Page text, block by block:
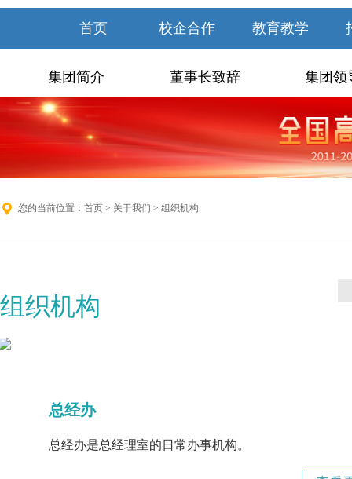
首页 校企合作 教育教学
集团简介 董事长致辞 集团领
您的当前位置： 首页 > 关于我们 > 组织机构
组织机构
总经办
总经办是总经理室的日常办事机构。